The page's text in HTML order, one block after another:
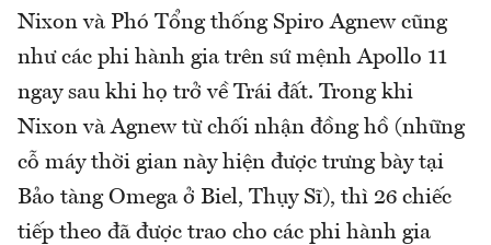
Nixon và Phó Tổng thống Spiro Agnew cũng
như các phi hành gia trên sứ mệnh Apollo 11
ngay sau khi họ trở về Trái đất. Trong khi
Nixon và Agnew từ chối nhận đồng hồ (những
cỗ máy thời gian này hiện được trưng bày tại
Bảo tàng Omega ở Biel, Thụy Sĩ), thì 26 chiếc
tiếp theo đã được trao cho các phi hành gia